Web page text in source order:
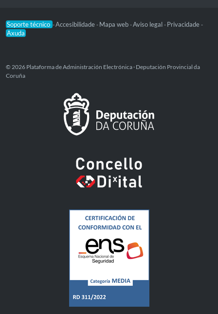
Soporte técnico -Accesibilidade - Mapa web -Aviso legal - Privacidade -
Axuda
© 2026 Plataforma de Administración Electrónica · Deputación Provincial da
Coruña